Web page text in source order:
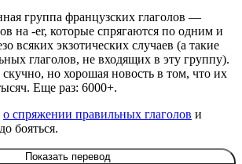
группа французских глаголов —
на -er, которые спрягаются по одним и
всяких экзотических случаев (а такие
глаголов, не входящих в эту группу).
но хорошая новость в том, что их
Еще раз: 6000+.
о спряжении правильных глаголов и
бояться.
Показать перевод